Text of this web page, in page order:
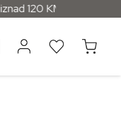
120 KM